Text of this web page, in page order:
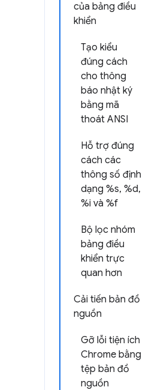
của bảng điều
khiển
Tạo kiểu
đúng cách
cho thông
báo nhật ký
bằng mã
thoát ANSI
Hỗ trợ đúng
cách các
thông số định
dạng %s, %d,
%i và %f
Bộ lọc nhóm
bảng điều
khiển trực
quan hơn
Cải tiến bản đồ
nguồn
Gỡ lỗi tiện ích
Chrome bằng
tệp bản đồ
nguồn